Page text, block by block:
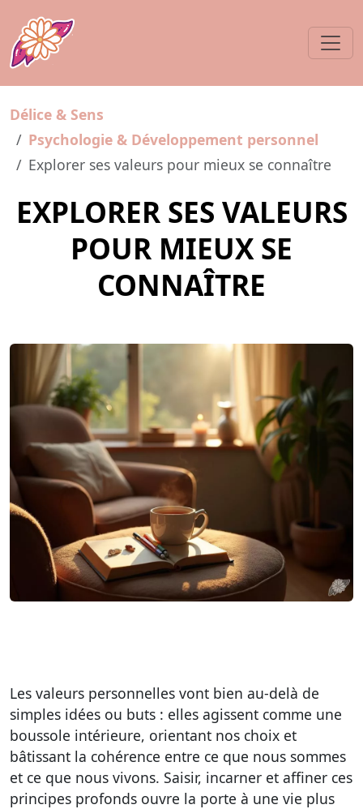
Délice & Sens
Psychologie & Développement personnel
Explorer ses valeurs pour mieux se connaître
EXPLORER SES VALEURS
POUR MIEUX SE
CONNAÎTRE
Les valeurs personnelles vont bien au-delà de
simples idées ou buts : elles agissent comme une
boussole intérieure, orientant nos choix et
bâtissant la cohérence entre ce que nous sommes
et ce que nous vivons. Saisir, incarner et affiner ces
principes profonds ouvre la porte à une vie plus